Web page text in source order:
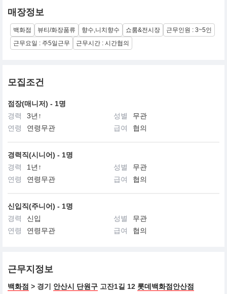
매장정보
백화점 뷰티/화장품류 향수,니치향수 쇼룸&전시장
근무인원 : 3~5인
근무요일 : 주5일근무
근무시간 : 시간협의
모집조건
점장(매니저) - 1명
경력
3년↑ 성별
무관
연령
연령무관 급여 협의
경력직(시니어) - 1명
경력
1년↑ 성별
무관
연령
연령무관 급여 협의
신입직(주니어) - 1명
경력
신입 성별
무관
연령
연령무관 급여 협의
근무지정보
백화점 > 경기 안산시 단원구 고잔1길 12 롯데백화점안산점